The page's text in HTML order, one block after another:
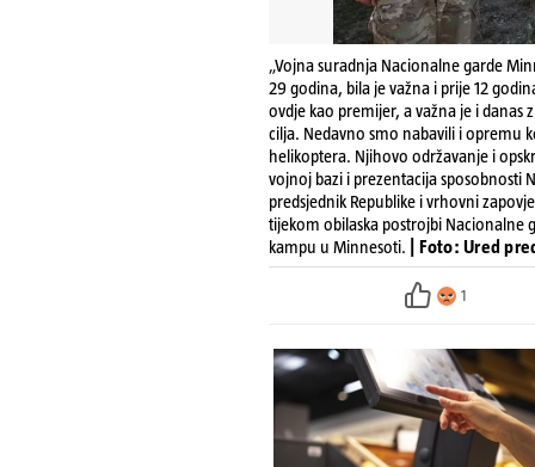
„Vojna suradnja Nacionalne garde
29 godina, bila je važna i prije 12
ovdje kao premijer, a važna je i danas
cilja. Nedavno smo nabavili i opremu
helikoptera. Njihovo održavanje i
vojnoj bazi i prezentacija sposobnosti
predsjednik Republike i vrhovni
tijekom obilaska postrojbi Nacionalne
kampu u Minnesoti.
| Foto: Ured
1